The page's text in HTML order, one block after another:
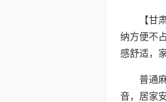
【
纳方便不
感舒适，
普通
音，居家